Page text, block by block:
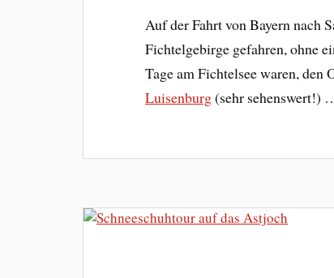
Auf der Fahrt von Bayern nach
Fichtelgebirge gefahren, ohne
Tage am Fichtelsee waren, den
Luisenburg(sehr sehenswert!)